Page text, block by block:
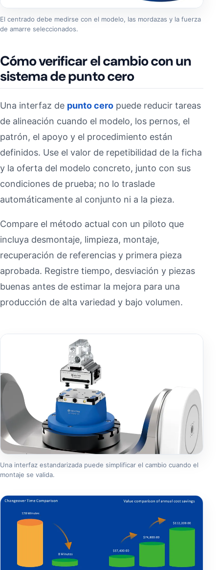
El centrado debe medirse con el modelo, las mordazas y la fuerza
de amarre seleccionados.
Cómo verificar el cambio con un
sistema de punto cero
Una interfaz de punto cero puede reducir tareas
de alineación cuando el modelo, los pernos, el
patrón, el apoyo y el procedimiento están
definidos. Use el valor de repetibilidad de la ficha
y la oferta del modelo concreto, junto con sus
condiciones de prueba; no lo traslade
automáticamente al conjunto ni a la pieza.
Compare el método actual con un piloto que
incluya desmontaje, limpieza, montaje,
recuperación de referencias y primera pieza
aprobada. Registre tiempo, desviación y piezas
buenas antes de estimar la mejora para una
producción de alta variedad y bajo volumen.
Una interfaz estandarizada puede simplificar el cambio cuando el
montaje se valida.